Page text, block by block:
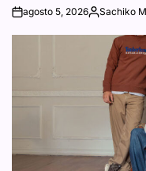
onagosto 5, 2026Posted
Sachiko